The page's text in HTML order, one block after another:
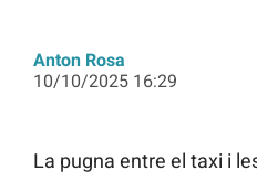
Anton Rosa
10/10/2025 16:29
La pugna entre el taxi i